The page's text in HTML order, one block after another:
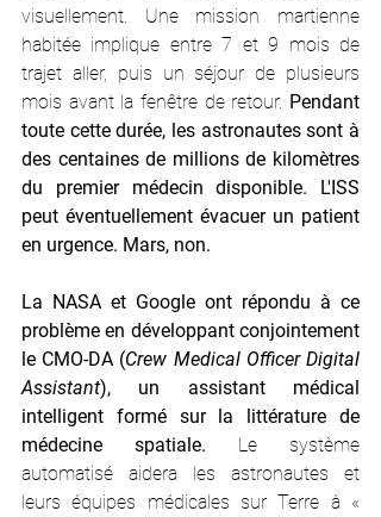
visuellement. Une mission martienne
habitée implique entre 7 et 9 mois de
trajet aller, puis un séjour de plusieurs
mois avant la fenêtre de retour. Pendant
toute cette durée, les astronautes sont à
des centaines de millions de kilomètres
du premier médecin disponible. L'ISS
peut éventuellement évacuer un patient
en urgence. Mars, non.
La NASA et Google ont répondu à ce
problème en développant conjointement
le CMO-DA (Crew Medical Officer Digital
Assistant), un assistant médical
intelligent formé sur la littérature de
médecine spatiale. Le système
automatisé aidera les astronautes et
leurs équipes médicales sur Terre à «